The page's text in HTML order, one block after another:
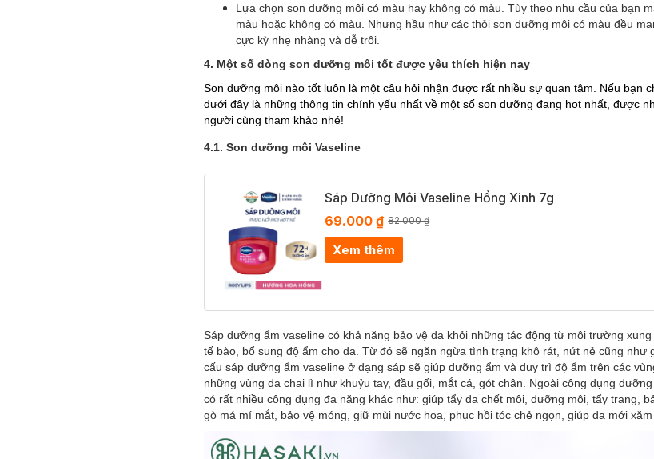
Lựa chọn son dưỡng môi có màu hay không có màu. Tùy theo nhu cầu của bạn
màu hoặc không có màu. Nhưng hầu như các thỏi son dưỡng môi có màu đều
cực kỳ nhẹ nhàng và dễ trôi.
4. Một số dòng son dưỡng môi tốt được yêu thích hiện nay
Son dưỡng môi nào tốt luôn là một câu hỏi nhận được rất nhiều sự quan tâm. Nếu bạn
dưới đây là những thông tin chính yếu nhất về một số son dưỡng đang hot nhất, được
người cùng tham khảo nhé!
4.1. Son dưỡng môi Vaseline
Sáp Dưỡng Môi Vaseline Hồng Xinh 7g
69.000 ₫ 82.000 ₫
Xem thêm
Sáp dưỡng ẩm vaseline có khả năng bảo vệ da khỏi những tác động từ môi trường
tế bào, bổ sung độ ẩm cho da. Từ đó sẽ ngăn ngừa tình trạng khô rát, nứt nẻ cũng như
cấu sáp dưỡng ẩm vaseline ở dạng sáp sẽ giúp dưỡng ẩm và duy trì độ ẩm trên các
những vùng da chai lì như khuỷu tay, đầu gối, mắt cá, gót chân. Ngoài công dụng
có rất nhiều công dụng đa năng khác như: giúp tẩy da chết môi, dưỡng môi, tẩy trang,
gò má mí mắt, bảo vệ móng, giữ mùi nước hoa, phục hồi tóc chẻ ngọn, giúp da mới xăm